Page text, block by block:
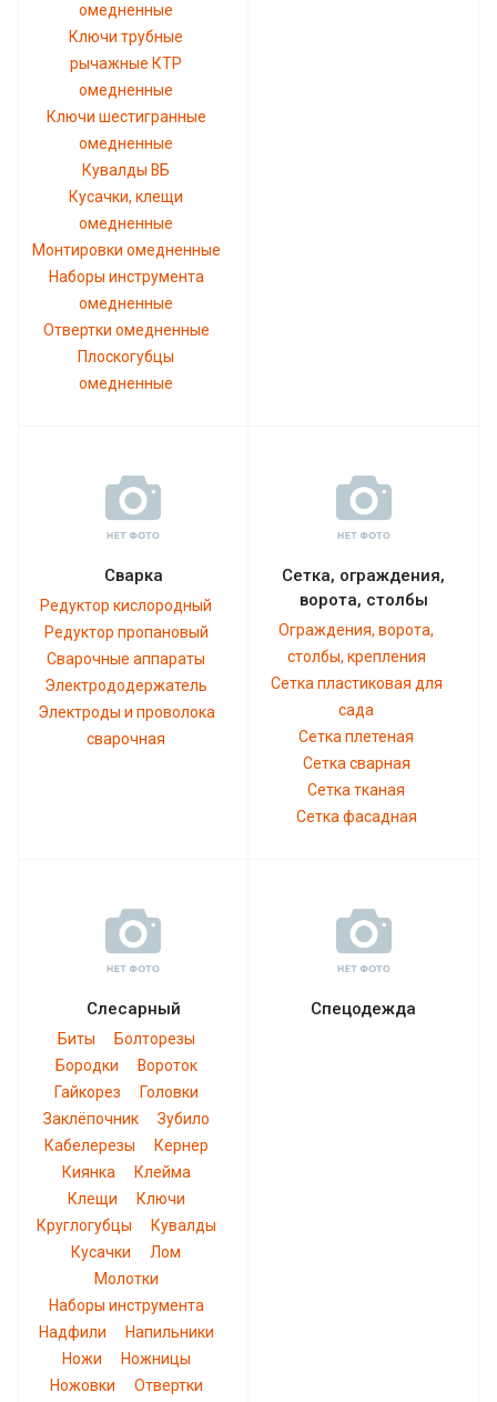
омедненные
Ключи трубные
рычажные КТР
омедненные
Ключи шестигранные
омедненные
Кувалды ВБ
Кусачки, клещи
омедненные
Монтировки омедненные
Наборы инструмента
омедненные
Отвертки омедненные
Плоскогубцы
омедненные
Сварка
Редуктор кислородный
Редуктор пропановый
Сварочные аппараты
Электрододержатель
Электроды и проволока
сварочная
Сетка, ограждения,
ворота, столбы
Ограждения, ворота,
столбы, крепления
Сетка пластиковая для
сада
Сетка плетеная
Сетка сварная
Сетка тканая
Сетка фасадная
Слесарный
Биты
Болторезы
Бородки
Вороток
Гайкорез
Головки
Заклёпочник
Зубило
Кабелерезы
Кернер
Киянка
Клейма
Клещи
Ключи
Круглогубцы
Кувалды
Кусачки
Лом
Молотки
Наборы инструмента
Надфили
Напильники
Ножи
Ножницы
Ножовки
Отвертки
Спецодежда